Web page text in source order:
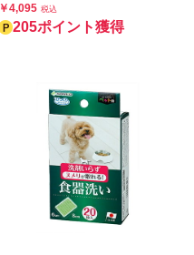
￥4,095 税込
205ポイント獲得